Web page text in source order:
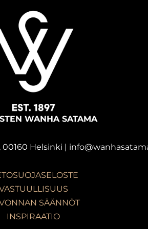
WANHA SATAMA
Helsinki |
SÄÄNNÖT
INSPIRAATIO